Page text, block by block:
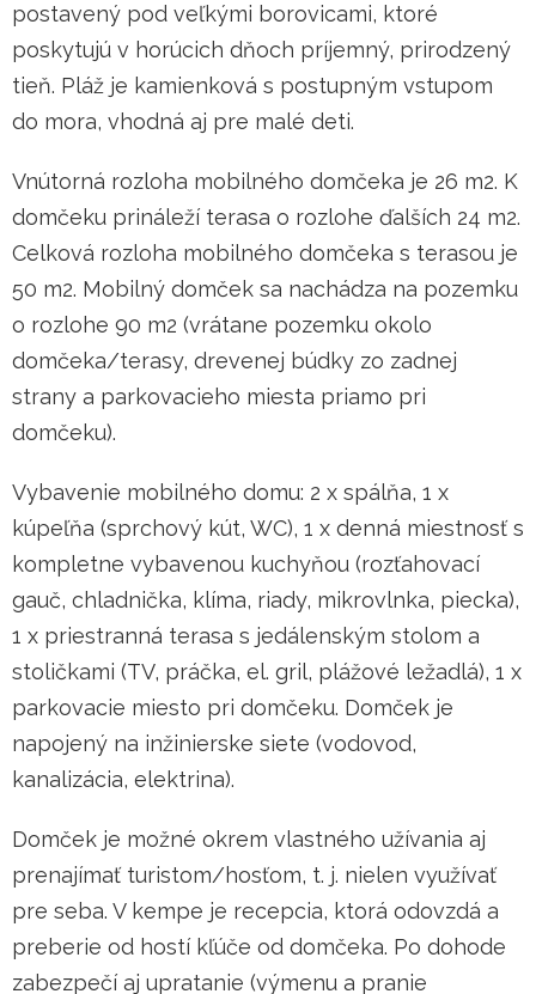
postavený pod veľkými borovicami, ktoré
poskytujú v horúcich dňoch príjemný, prirodzený
tieň. Pláž je kamienková s postupným vstupom
do mora, vhodná aj pre malé deti.
Vnútorná rozloha mobilného domčeka je 26 m2. K
domčeku prináleží terasa o rozlohe ďalších 24 m2.
Celková rozloha mobilného domčeka s terasou je
50 m2. Mobilný domček sa nachádza na pozemku
o rozlohe 90 m2 (vrátane pozemku okolo
domčeka/terasy, drevenej búdky zo zadnej
strany a parkovacieho miesta priamo pri
domčeku).
Vybavenie mobilného domu: 2 x spálňa, 1 x
kúpeľňa (sprchový kút, WC), 1 x denná miestnosť s
kompletne vybavenou kuchyňou (rozťahovací
gauč, chladnička, klíma, riady, mikrovlnka, piecka),
1 x priestranná terasa s jedálenským stolom a
stoličkami (TV, práčka, el. gril, plážové ležadlá), 1 x
parkovacie miesto pri domčeku. Domček je
napojený na inžinierske siete (vodovod,
kanalizácia, elektrina).
Domček je možné okrem vlastného užívania aj
prenajímať turistom/hosťom, t. j. nielen využívať
pre seba. V kempe je recepcia, ktorá odovzdá a
preberie od hostí kľúče od domčeka. Po dohode
zabezpečí aj upratanie (výmenu a pranie